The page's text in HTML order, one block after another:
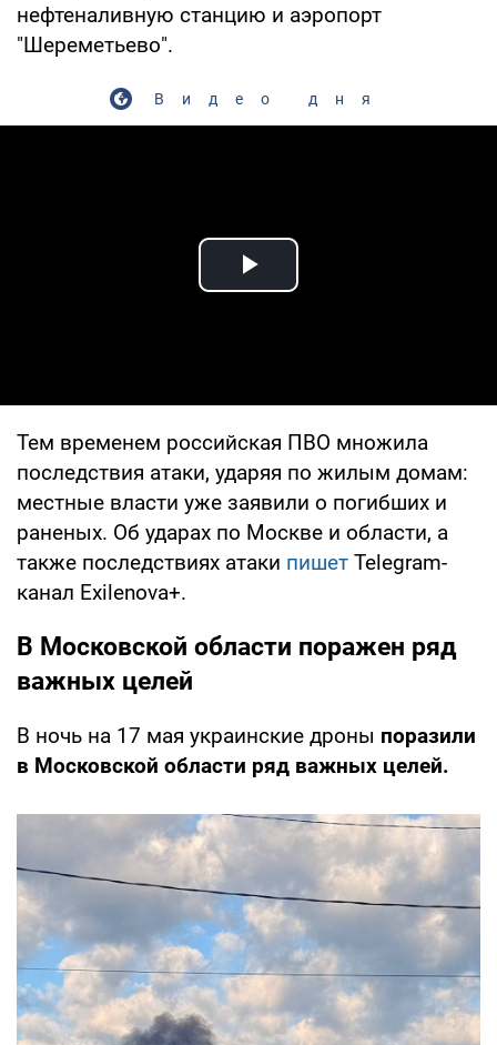
нефтеналивную станцию и аэропорт
"Шереметьево".
Видео дня
Play Video
Тем временем российская ПВО множила
последствия атаки, ударяя по жилым домам:
местные власти уже заявили о погибших и
раненых. Об ударах по Москве и области, а
также последствиях атаки пишет Telegram-
канал Exilenova+.
В Московской области поражен ряд
важных целей
В ночь на 17 мая украинские дроны поразили
в Московской области ряд важных целей.